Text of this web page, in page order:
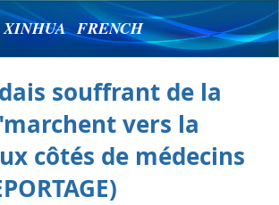
XINHUA FRENCH
souffrant de la
vers la
côtés de médecins